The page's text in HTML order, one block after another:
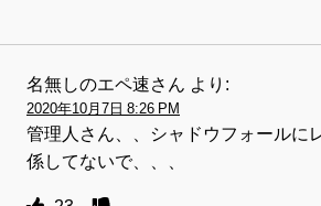
名無しのエペ速さん より:
2020年10月7日 8:26 PM
管理人さん、、シャドウフォールに
係してないで、、、